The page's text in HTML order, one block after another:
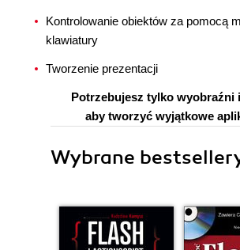
Kontrolowanie obiektów za pomocą
klawiatury
Tworzenie prezentacji
Potrzebujesz tylko wyobraźni
aby tworzyć wyjątkowe
Wybrane